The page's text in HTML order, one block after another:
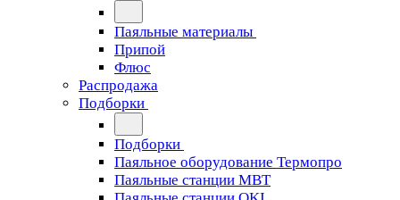
Паяльные материалы
Припой
Флюс
Распродажа
Подборки
Подборки
Паяльное оборудование Термопро
Паяльные станции MBT